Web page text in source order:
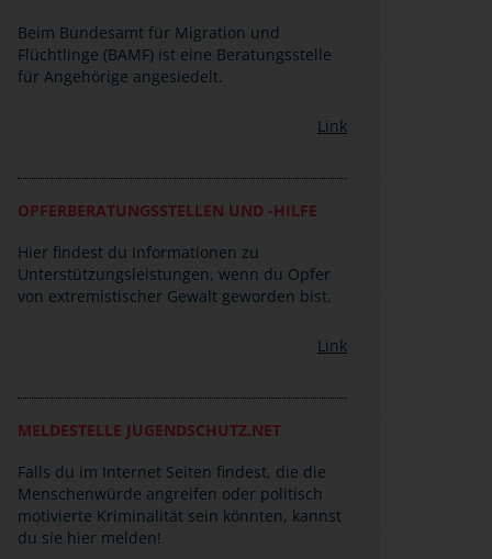
Beim Bundesamt für Migration und
Flüchtlinge (BAMF) ist eine Beratungsstelle
für Angehörige angesiedelt.
Link
OPFERBERATUNGSSTELLEN UND -HILFE
Hier findest du Informationen zu
Unterstützungsleistungen, wenn du Opfer
von extremistischer Gewalt geworden bist.
Link
MELDESTELLE JUGENDSCHUTZ.NET
Falls du im Internet Seiten findest, die die
Menschenwürde angreifen oder politisch
motivierte Kriminalität sein könnten, kannst
du sie hier melden!